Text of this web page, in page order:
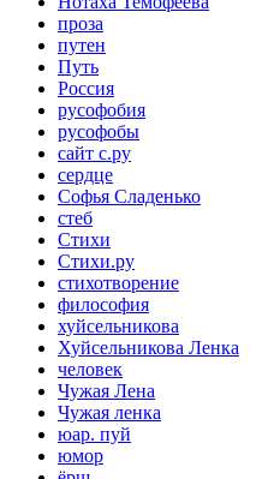
проза
путен
Путь
Россия
русофобия
русофобы
сайт с.ру
сердце
Софья Сладенько
стеб
Стихи
Стихи.ру
стихотворение
философия
хуйсельникова
Хуйсельникова Ленка
человек
Чужая Лена
Чужая ленка
юар. пуй
юмор